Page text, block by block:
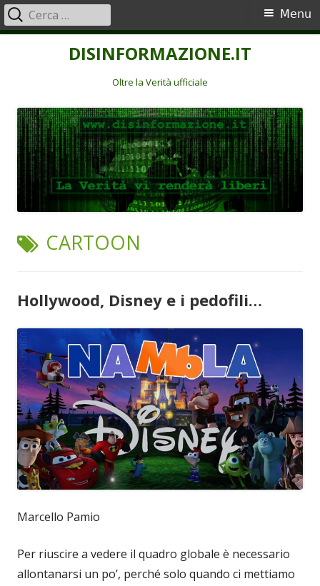
DISINFORMAZIONE.IT
Oltre la Verità ufficiale
Menu
principale
Menu
Ricerca
per:
TAG:
CARTOON
Hollywood, Disney e i pedofili…
Marcello Pamio
Per riuscire a vedere il quadro globale è necessario
allontanarsi un po’, perché solo quando ci mettiamo